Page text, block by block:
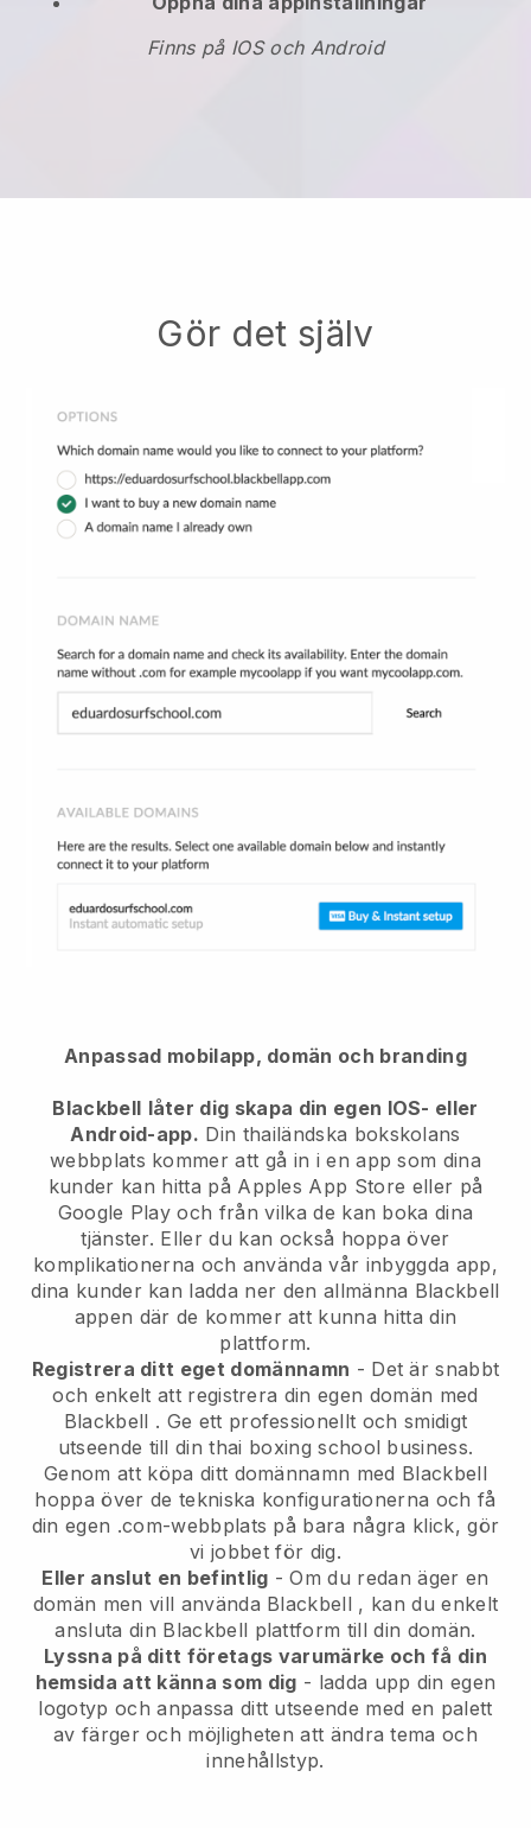
Finns på IOS och Android
Gör det själv
Anpassad mobilapp, domän och branding
Blackbell låter dig skapa din egen IOS- eller
Android-app. Din thailändska bokskolans
webbplats kommer att gå in i en app som dina
kunder kan hitta på Apples App Store eller på
Google Play och från vilka de kan boka dina
tjänster. Eller du kan också hoppa över
komplikationerna och använda vår inbyggda app,
dina kunder kan ladda ner den allmänna Blackbell
appen där de kommer att kunna hitta din
plattform.
Registrera ditt eget domännamn - Det är snabbt
och enkelt att registrera din egen domän med
Blackbell . Ge ett professionellt och smidigt
utseende till din thai boxing school business.
Genom att köpa ditt domännamn med Blackbell
hoppa över de tekniska konfigurationerna och få
din egen .com-webbplats på bara några klick, gör
vi jobbet för dig.
Eller anslut en befintlig - Om du redan äger en
domän men vill använda Blackbell , kan du enkelt
ansluta din Blackbell plattform till din domän.
Lyssna på ditt företags varumärke och få din
hemsida att känna som dig - ladda upp din egen
logotyp och anpassa ditt utseende med en palett
av färger och möjligheten att ändra tema och
innehållstyp.